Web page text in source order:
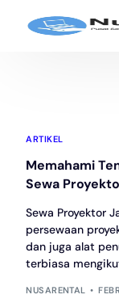
ARTIKEL
Memahami
Sewa
Sewa Proyektor
persewaan
dan juga alat
terbiasa
NUSARENTAL